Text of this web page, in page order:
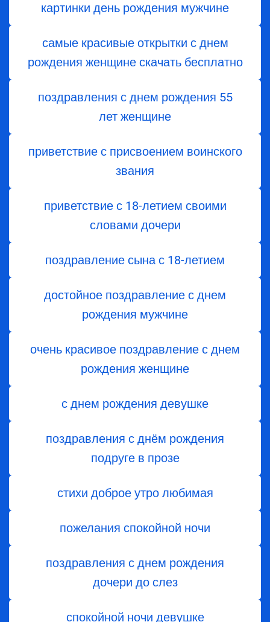
картинки день рождения мужчине
самые красивые открытки с днем
рождения женщине скачать бесплатно
поздравления с днем ​​рождения 55
лет женщине
приветствие с присвоением воинского
звания
приветствие с 18-летием своими
словами дочери
поздравление сына с 18-летием
достойное поздравление с днем
рождения мужчине
очень красивое поздравление с днем
рождения женщине
с днем рождения девушке
поздравления с днём рождения
подруге в прозе
стихи доброе утро любимая
пожелания спокойной ночи
поздравления с днем ​​рождения
дочери до слез
спокойной ночи девушке